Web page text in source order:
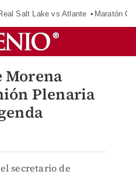
Salt Lake vs Atlante Maratón
Morena
Plenaria
secretario de